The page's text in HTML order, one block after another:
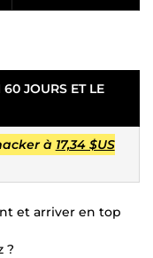
60 JOURS ET LE
à 17,34 $US
et arriver en top
?